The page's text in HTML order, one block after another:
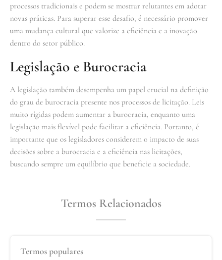
processos tradicionais e podem se mostrar relutantes em adotar
novas práticas. Para superar esse desafio, é necessário promover
uma mudança cultural que valorize a eficiência e a inovação
dentro do setor público.
Legislação e Burocracia
A legislação também desempenha um papel crucial na definição
do grau de burocracia presente nos processos de licitação. Leis
muito rígidas podem aumentar a burocracia, enquanto uma
legislação mais flexível pode facilitar a eficiência. Portanto, é
importante que os legisladores considerem o impacto de suas
decisões sobre a burocracia e a eficiência nas licitações,
buscando sempre um equilíbrio que beneficie a sociedade.
Termos Relacionados
Termos populares